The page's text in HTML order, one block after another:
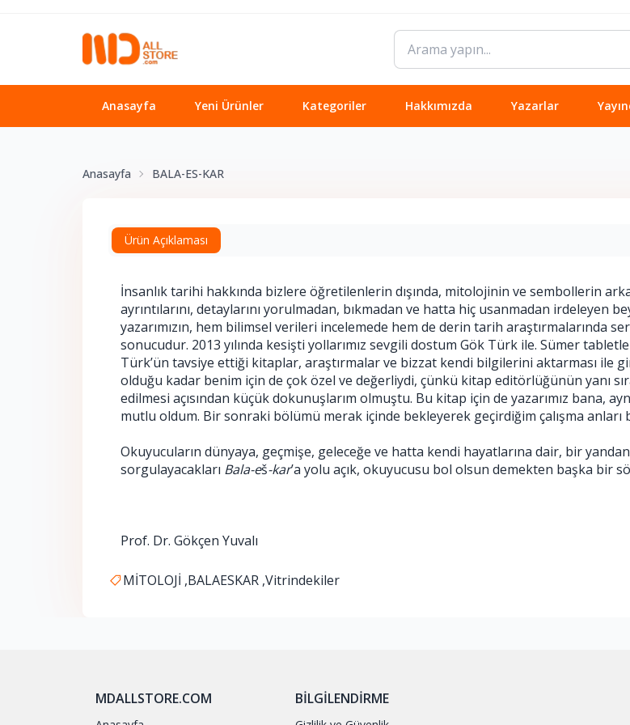
Anasayfa Yeni Ürünler Kategoriler Hakkımızda Yazarlar
Anasayfa BALA-ES-KAR
Ürün Açıklaması
İnsanlık tarihi hakkında bizlere öğretilenlerin dışında, mitolojinin ve sembollerin
ayrıntılarını, detaylarını yorulmadan, bıkmadan ve hatta hiç usanmadan
yazarımızın, hem bilimsel verileri incelemede hem de derin tarih araştırmalarında
sonucudur. 2013 yılında kesişti yollarımız sevgili dostum Gök Türk ile. Sümer
Türk’ün tavsiye ettiği kitaplar, araştırmalar ve bizzat kendi bilgilerini aktarması ile
olduğu kadar benim için de çok özel ve değerliydi, çünkü kitap editörlüğünün yanı
edilmesi açısından küçük dokunuşlarım olmuştu. Bu kitap için de yazarımız bana,
mutlu oldum. Bir sonraki bölümü merak içinde bekleyerek geçirdiğim çalışma anları
Okuyucuların dünyaya, geçmişe, geleceğe ve hatta kendi hayatlarına dair, bir
sorgulayacakları Bala-eš-kar’a yolu açık, okuyucusu bol olsun demekten başka bir
Prof. Dr. Gökçen Yuvalı
MİTOLOJİ ,BALAESKAR ,Vitrindekiler
MDALLSTORE.COM BILGILENDIRME